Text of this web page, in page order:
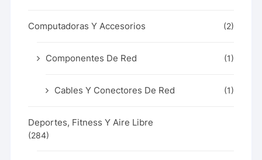
Computadoras Y Accesorios (2)
Componentes De Red (1)
Cables Y Conectores De Red (1)
Deportes, Fitness Y Aire Libre
(284)